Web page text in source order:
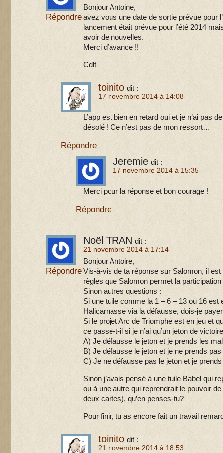
Bonjour Antoine,
avez vous une date de sortie prévue pour
lancement était prévue pour l’été 2014
avoir de nouvelles.
Merci d’avance !!
Cdlt
Répondre
toinito dit :
17 novembre 2014 à 14:08
L’app est bien en retard oui et je n’ai pas
désolé ! Ce n’est pas de mon ressort…
Répondre
Jeremie dit :
17 novembre 2014 à 15:35
Merci pour la réponse et bon courage !
Répondre
Noël TRAN dit :
21 novembre 2014 à 17:14
Bonjour Antoire,
Vis-à-vis de ta réponse sur Salomon, il
règles que Salomon permet la participation
Sinon autres questions :
Si une tuile comme la 1 – 6 – 13 ou 16 est
Halicarnasse via la défausse, dois-je
Si le projet Arc de Triomphe est en jeu et
ce passe-t-il si je n’ai qu’un jeton de
A) Je défausse le jeton et je prends les
B) Je défausse le jeton et je ne prends
C) Je ne défausse pas le jeton et je
Sinon j’avais pensé à une tuile Babel qui
ou à une autre qui reprendrait le pouvoir
deux cartes), qu’en penses-tu?
Pour finir, tu as encore fait un travail
Répondre
toinito dit :
21 novembre 2014 à 18:53